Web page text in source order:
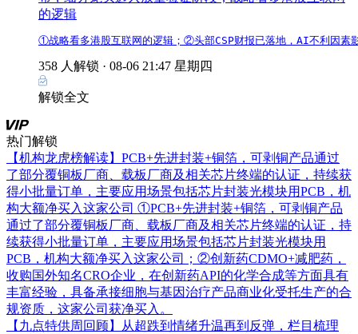
的逻辑
①战略看多港股互联网的逻辑；②头部CSP财报已落地，AI不利因素
358 人解锁 · 08-06 21:47 星期四
解锁全文
热门解锁
【机构龙虎榜解读】PCB+先进封装+铜箔，可剥铜产品通过
了部分覆铜板厂商、载板厂商及相关芯片终端的认证，持续获
得小批量订单，主要应用场景包括芯片封装光模块用PCB，机
构大额净买入这家公司 ①PCB+先进封装+铜箔，可剥铜产品
通过了部分覆铜板厂商、载板厂商及相关芯片终端的认证，持
续获得小批量订单，主要应用场景包括芯片封装光模块用
PCB，机构大额净买入这家公司；②创新药CDMO+减肥药，
收购国外知名CRO企业，在创新药API的化学合成等方面具有
丰富经验，具备承接细胞与基因治疗产品商业化受托生产的合
规资质，这家公司获净买入。
【九点特供周回顾】从超跌到情绪升温再到反弹，栏目梳理